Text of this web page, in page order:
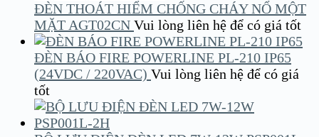
ĐÈN THOÁT HIỂM CHỐNG CHÁY NỔ MỘT
MẶT AGT02CN Vui lòng liên hệ để có giá tốt
ĐÈN BÁO FIRE POWERLINE PL-210 IP65
(24VDC / 220VAC) Vui lòng liên hệ để có giá
tốt